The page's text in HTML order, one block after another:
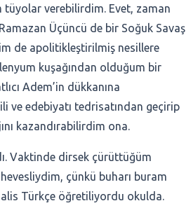
verebilirdim. Evet, zaman
Üçüncü de bir Soğuk Savaş
de apolitikleştirilmiş nesillere
kuşağından olduğum bir
Adem’in dükkanına
ve edebiyatı tedrisatından geçirip
kazandırabilirdim ona.
Vaktinde dirsek çürüttüğüm
çünkü buharı buram
Türkçe öğretiliyordu okulda.